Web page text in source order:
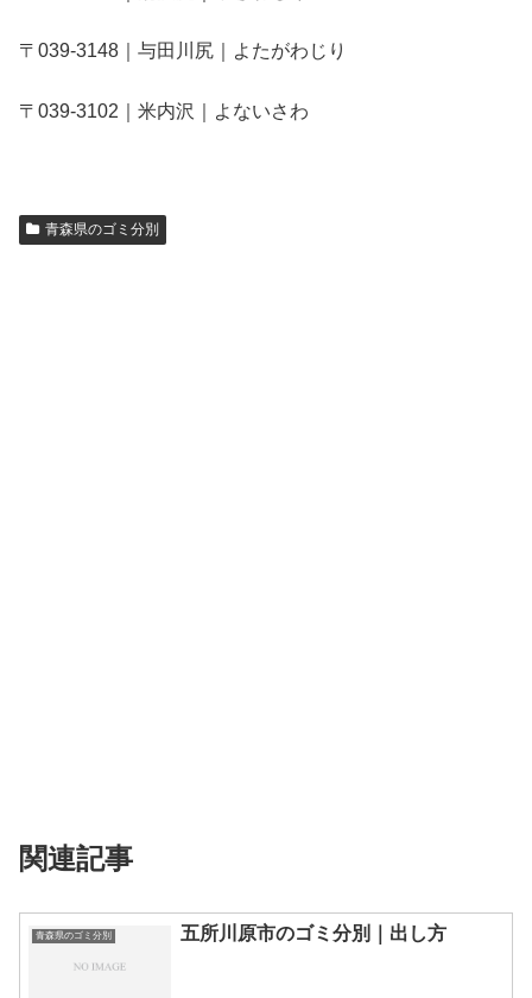
〒039-3148｜与田川尻｜よたがわじり
〒039-3102｜米内沢｜よないさわ
青森県のゴミ分別
関連記事
青森県のゴミ分別 五所川原市のゴミ分別｜出し方